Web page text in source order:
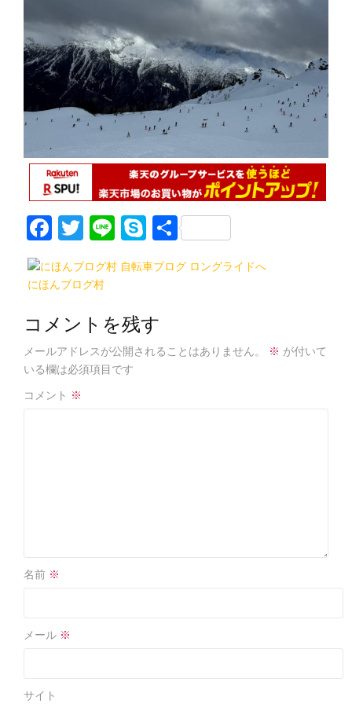
F
a
c
b
o
o
k
T
w
itt
Li
n
e
S
k
y
e
共
有
にほんブログ村
コメントを残す
メールアドレスが公開されることはありません。 ※ が付いて
いる欄は必須項目です
コメント ※
名前 ※
メール ※
サイト